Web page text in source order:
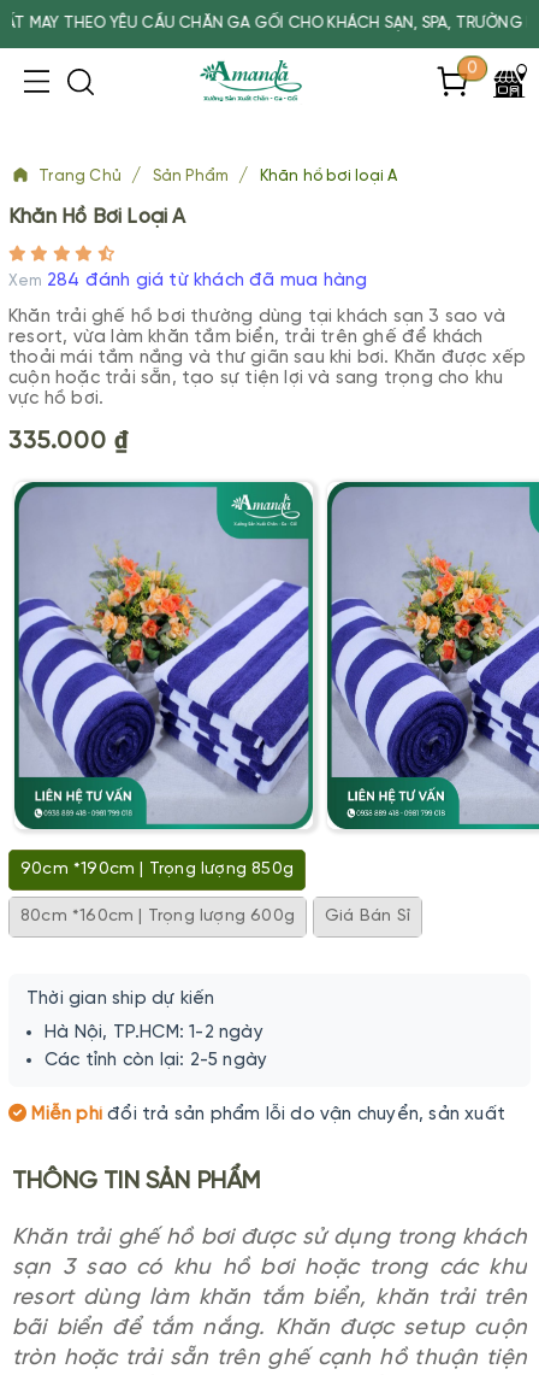
CẦU CHĂN GA GỐI CHO KHÁCH SẠN, SPA, TRƯỜNG HỌC
0
Trang Chủ / Sản Phẩm / Khăn hồ bơi loại A
Khăn Hồ Bơi Loại A
Xem 284 đánh giá từ khách đã mua hàng
Khăn trải ghế hồ bơi thường dùng tại khách sạn 3 sao và
resort, vừa làm khăn tắm biển, trải trên ghế để khách
thoải mái tắm nắng và thư giãn sau khi bơi. Khăn được xếp
cuộn hoặc trải sẵn, tạo sự tiện lợi và sang trọng cho khu
vực hồ bơi.
335.000 ₫
90cm *190cm | Trọng lượng 850g
80cm *160cm | Trọng lượng 600g Giá Bán Sỉ
Thời gian ship dự kiến
Hà Nội, TP.HCM: 1-2 ngày
Các tỉnh còn lại: 2-5 ngày
Miễn phí đổi trả sản phẩm lỗi do vận chuyển, sản xuất
THÔNG TIN SẢN PHẨM
Khăn trải ghế hồ bơi được sử dụng trong khách
sạn 3 sao có khu hồ bơi hoặc trong các khu
resort dùng làm khăn tắm biển, khăn trải trên
bãi biển để tắm nắng. Khăn được setup cuộn
tròn hoặc trải sẵn trên ghế cạnh hồ thuận tiện